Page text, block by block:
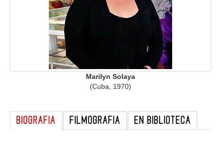
GALERIA
Marilyn Solaya
(Cuba, 1970)
BIOGRAFIA FILMOGRAFIA EN BIBLIOTECA